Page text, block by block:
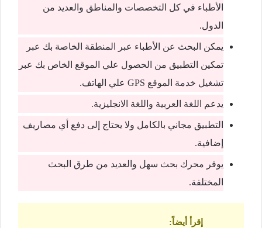
الأطباء في كل التخصصات والمناطق والعديد من
الدول.
يمكن البحث عن الأطباء عبر المنطقة الخاصة بك عبر
تمكين التطبيق من الحصول علي الموقع الخاص بك عبر
تشغيل خدمة الموقع GPS علي الهاتف.
يدعم اللغة العربية واللغة الانجليزية.
التطبيق مجاني بالكامل ولا يحتاج إلى دفع أي مصاريف
إضافية.
يوفر محرك بحث سهل والعديد من طرق البحث
المختلفة.
إقرأ أيضاً: